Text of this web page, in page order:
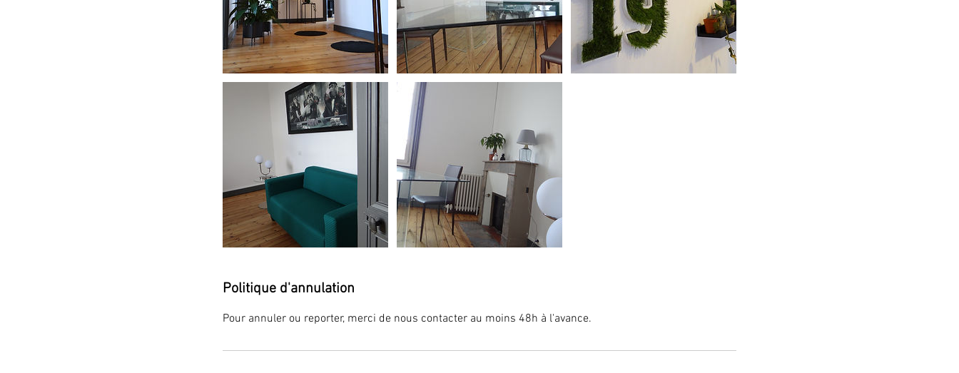
Politique d'annulation
Pour annuler ou reporter, merci de nous contacter au moins 48h à l'avance.